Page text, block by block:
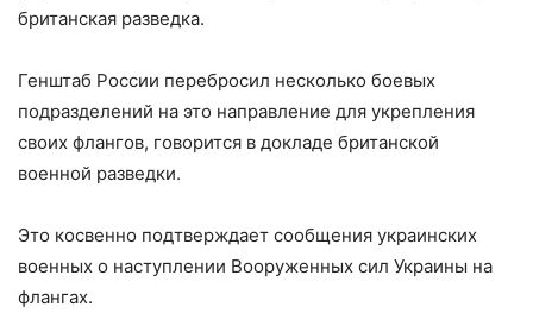
британская разведка.
Генштаб России перебросил несколько боевых
подразделений на это направление для укрепления
своих флангов, говорится в докладе британской
военной разведки.
Это косвенно подтверждает сообщения украинских
военных о наступлении Вооруженных сил Украины на
флангах.